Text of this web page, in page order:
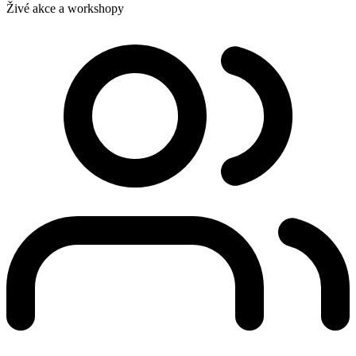
Živé akce a workshopy